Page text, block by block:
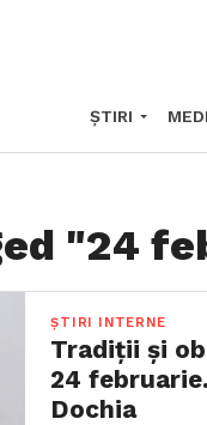
ȘTIRI
"24
ȘTIRI INTERNE
Tradiții și
24
Dochia